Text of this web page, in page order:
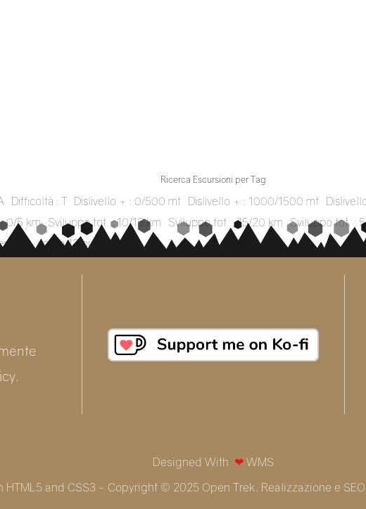
Ricerca Escursioni per Tag
Difficoltà : T Dislivello + : 0/500 mt Dislivello + : 1000/1500 mt
0/5 km Sviluppo tot. : 10/15 km Sviluppo tot. : 15/20 km Sviluppo tot. :
~ : oltre 12 ore
Designed With ❤ WMS
HTML5 and CSS3 - Copyright © 2025 Open Trek. Realizzazione e